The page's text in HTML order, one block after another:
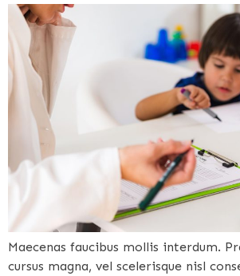
Maecenas faucibus mollis interdum.
cursus magna, vel scelerisque nisl